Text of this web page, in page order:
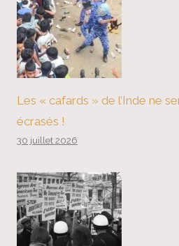
Les « cafards » de l’Inde ne
écrasés !
30 juillet 2026